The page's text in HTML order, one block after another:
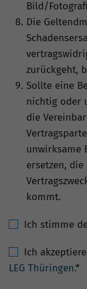
Bild/
Die
zurückgeht,
Sollte eine
nichtig oder
die
unwirksame
ersetzen,
kommt.
Ich stimme
Ich
LEG Thüringen.*